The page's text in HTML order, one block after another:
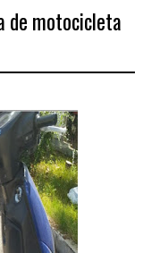
de motocicleta